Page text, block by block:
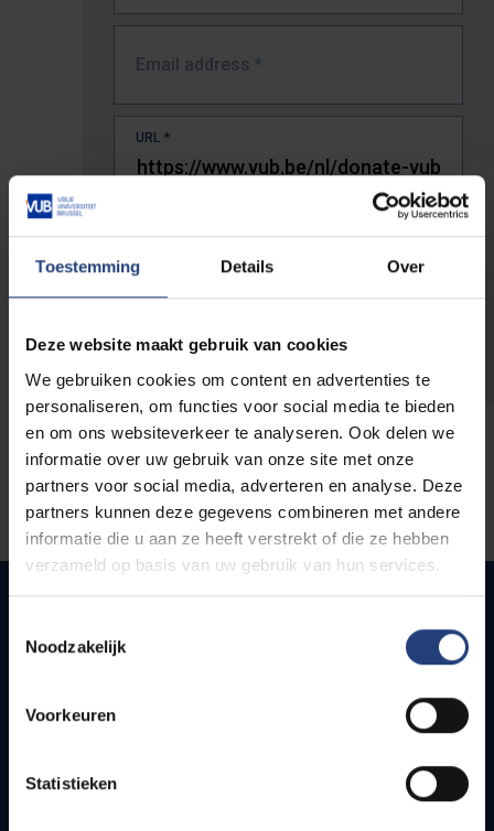
Toestemming Details Over
Deze website maakt gebruik van cookies
We gebruiken cookies om content en advertenties te
personaliseren, om functies voor social media te bieden
en om ons websiteverkeer te analyseren. Ook delen we
informatie over uw gebruik van onze site met onze
partners voor social media, adverteren en analyse. Deze
partners kunnen deze gegevens combineren met andere
informatie die u aan ze heeft verstrekt of die ze hebben
verzameld op basis van uw gebruik van hun services.
Noodzakelijk
Voorkeuren
Statistieken
Email address *
URL *
The full URL of the page where you encountered the error.
Quick links
How to get to the VUB campuses